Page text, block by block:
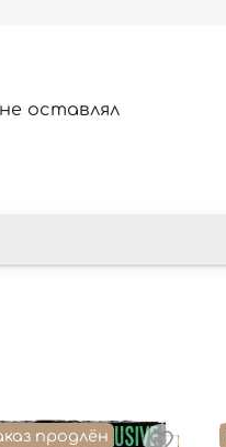
оставлял
продлён